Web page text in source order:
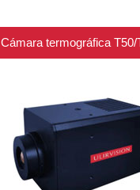
Cámara termográfica T50/